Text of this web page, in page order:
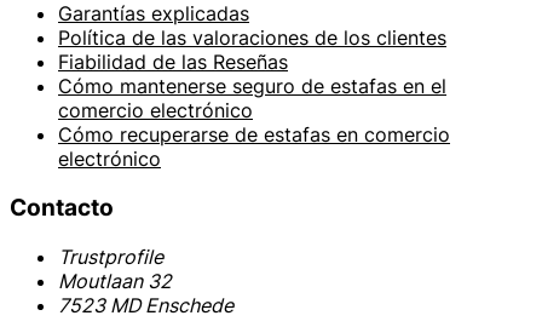
Garantías explicadas
Política de las valoraciones de los clientes
Fiabilidad de las Reseñas
Cómo mantenerse seguro de estafas en el
comercio electrónico
Cómo recuperarse de estafas en comercio
electrónico
Contacto
Trustprofile
Moutlaan 32
7523 MD Enschede